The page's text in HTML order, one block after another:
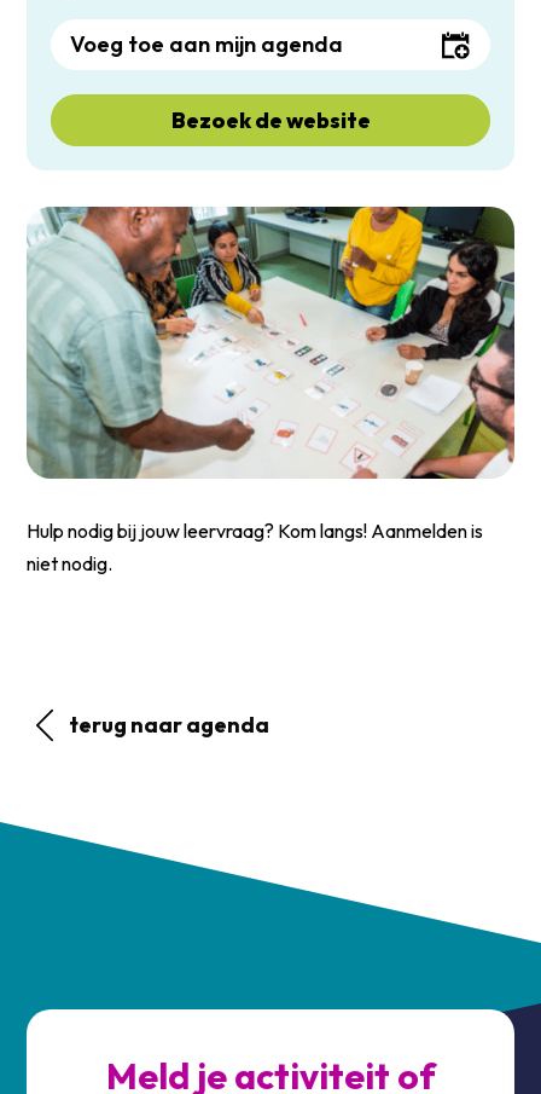
Hulp nodig bij jouw leervraag? Kom langs! Aanmelden is
niet nodig.
terug naar agenda
Voeg toe aan mijn agenda
Bezoek de website
Meld je activiteit of